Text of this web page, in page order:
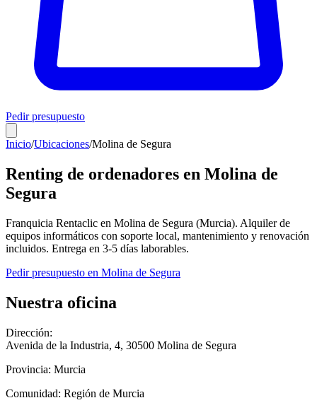
Pedir presupuesto
Inicio/Ubicaciones/Molina de Segura
Renting de ordenadores en Molina de
Segura
Franquicia Rentaclic en Molina de Segura (Murcia). Alquiler de
equipos informáticos con soporte local, mantenimiento y renovación
incluidos. Entrega en 3-5 días laborables.
Pedir presupuesto en Molina de Segura
Nuestra oficina
Dirección:
Avenida de la Industria, 4, 30500 Molina de Segura
Provincia: Murcia
Comunidad: Región de Murcia